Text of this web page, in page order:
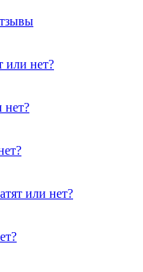
или нет?
нет?
или нет?